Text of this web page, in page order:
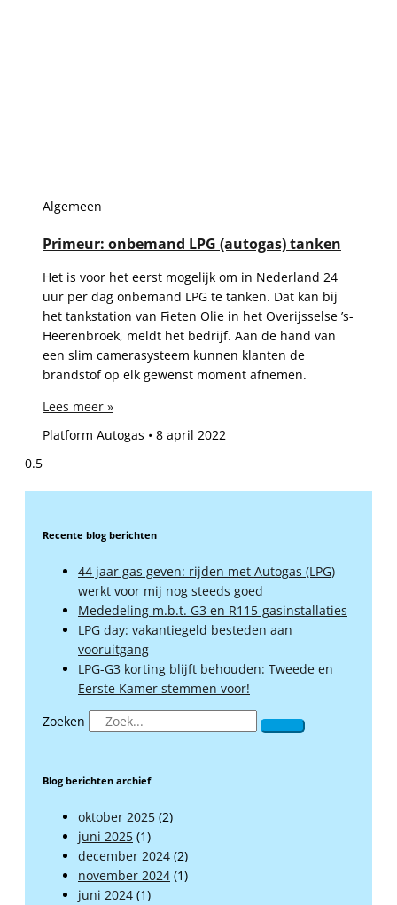
Algemeen
Primeur: onbemand LPG (autogas) tanken
Het is voor het eerst mogelijk om in Nederland 24
uur per dag onbemand LPG te tanken. Dat kan bij
het tankstation van Fieten Olie in het Overijsselse ’s-
Heerenbroek, meldt het bedrijf. Aan de hand van
een slim camerasysteem kunnen klanten de
brandstof op elk gewenst moment afnemen.
Lees meer »
Platform Autogas
8 april 2022
Recente blog berichten
44 jaar gas geven: rijden met Autogas (LPG)
werkt voor mij nog steeds goed
Mededeling m.b.t. G3 en R115-gasinstallaties
LPG day: vakantiegeld besteden aan
vooruitgang
LPG-G3 korting blijft behouden: Tweede en
Eerste Kamer stemmen voor!
Zoeken
Blog berichten archief
oktober 2025 (2)
juni 2025 (1)
december 2024 (2)
november 2024 (1)
juni 2024 (1)